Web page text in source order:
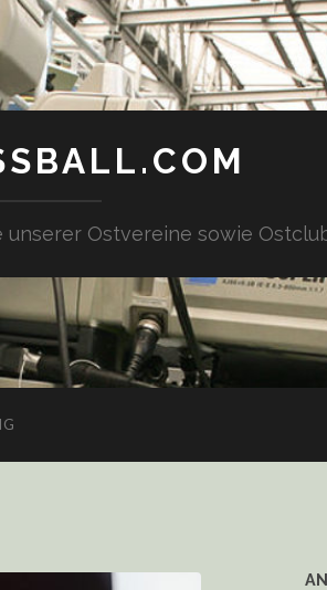
unserer Ostvereine sowie